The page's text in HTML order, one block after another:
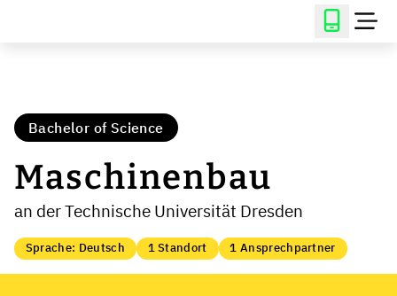
Bachelor of Science
Maschinenbau
an der Technische Universität Dresden
Sprache: Deutsch 1 Standort 1 Ansprechpartner